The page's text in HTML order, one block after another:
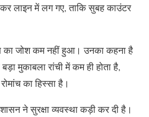
लाइन में लग गए, ताकि सुबह काउंटर
का जोश कम नहीं हुआ। उनका कहना है
मुकाबला रांची में कम ही होता है,
का हिस्सा है।
ने सुरक्षा व्यवस्था कड़ी कर दी है।